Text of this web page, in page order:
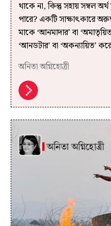
থাকে না, কিন্তু সহায় সম্বল
পারে? একটি সাক্ষাৎকারে
মাকে ‘আনমাদার’ বা
‘আনডটার’ বা ‘অকন‍্যায়িত’
অনিতা অগ্নিহোত্রী